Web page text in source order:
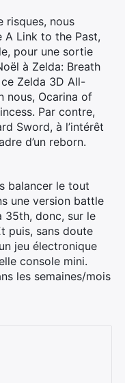
risques, nous
A Link to the Past,
pour une sortie
à Zelda: Breath
Zelda 3D All-
nous, Ocarina of
Par contre,
Sword, à l’intérêt
d’un reborn.
balancer le tout
une version battle
35th, donc, sur le
puis, sans doute
jeu électronique
console mini.
les semaines/mois